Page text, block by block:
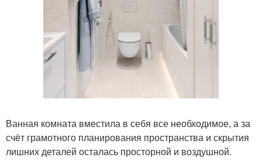
Ванная комната вместила в себя все необходимое, а за
счёт грамотного планирования пространства и скрытия
лишних деталей осталась просторной и воздушной.